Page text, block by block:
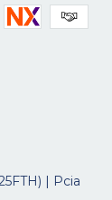
| Pcia